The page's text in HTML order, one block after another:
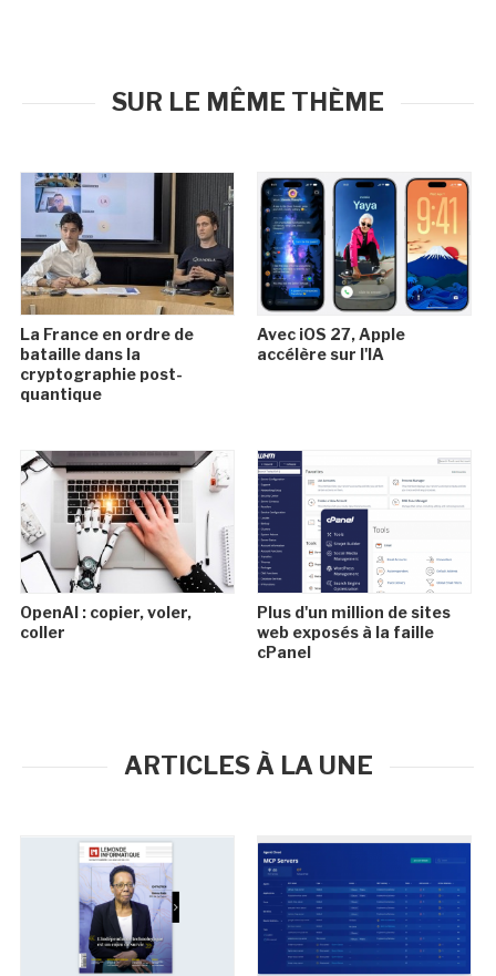
SUR LE MÊME THÈME
La France en ordre de
bataille dans la
cryptographie post-
quantique
Avec iOS 27, Apple
accélère sur l'IA
OpenAI : copier, voler,
coller
Plus d'un million de sites
web exposés à la faille
cPanel
ARTICLES À LA UNE